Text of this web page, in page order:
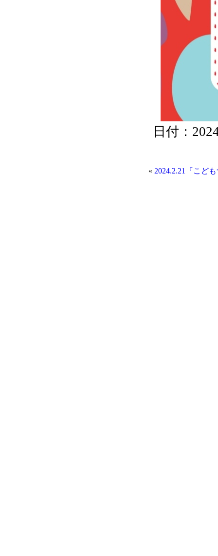
日付：
« 2024.2.21『こど